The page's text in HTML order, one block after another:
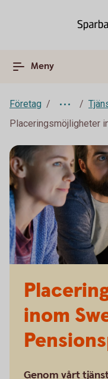
Meny
Företag
Placeringsmöjligheter
inom
Genom vårt